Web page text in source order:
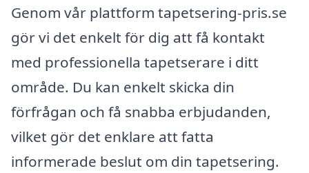
Genom vår plattform tapetsering-pris.se
gör vi det enkelt för dig att få kontakt
med professionella tapetserare i ditt
område. Du kan enkelt skicka din
förfrågan och få snabba erbjudanden,
vilket gör det enklare att fatta
informerade beslut om din tapetsering.